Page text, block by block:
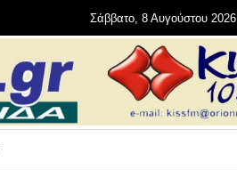
Σάββατο, 8 Αυγούστου 2026